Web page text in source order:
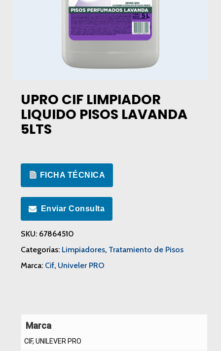
UPRO CIF LIMPIADOR
LIQUIDO PISOS LAVANDA
5LTS
FICHA TÉCNICA
Enviar Consulta
SKU: 67864510
Categorías: Limpiadores, Tratamiento de Pisos
Marca: Cif, Univeler PRO
Marca
CIF, UNILEVER PRO